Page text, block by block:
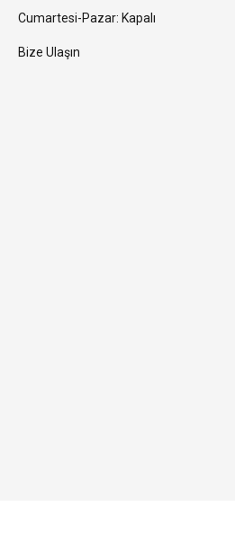
Cumartesi-Pazar: Kapalı
Bize Ulaşın